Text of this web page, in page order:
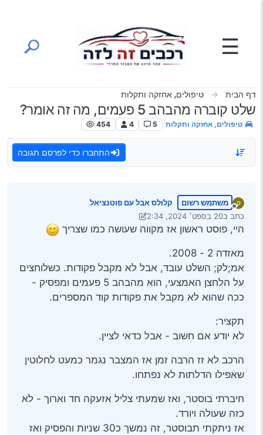
☰
דף הבית טיפולים, אחזקה ותקלות
שלט קוברה מהבהב 5 פעמים, מה זה אומר?
טיפולים, אחזקה ותקלות 5
4
454
התחברו כדי לפרסם תגובה
ק
מנותק
משתמש רשום
קלולס אבל עם פוטנציאל
כתב ב20 בספט׳ 2024, 2:34
נערך לאחרונה על ידי יעקב מ. פינס
היי, פוסט ראשון אז מקווה שעושה כמו שצריך
מאזדה 2 - 2008.
אמ;לק; השלט עובד, אבל לא מקבל פקודות. כשלוחצים
על הלחצן האמצעי, הוא מהבהב 5 פעמים ומפסיק -
ככה שהוא לא מקבל את פקודות קוד המספרים.
תקציר:
לא יודע אם חשוב - אבל כדאי לציין.
הרכב לא זז הרבה זמן אז המצבר נגמר כמעט לחלוטין
שאפילו הדלתות לא נפתחו.
חיברתי בוסטר, ואז שמעתי צליל אזעקה חד וארוך - לא
כזה שעולה ויורד.
אז ניתקתי תבוסטר, זה נמשך כ30 שניות והפסיק ואז